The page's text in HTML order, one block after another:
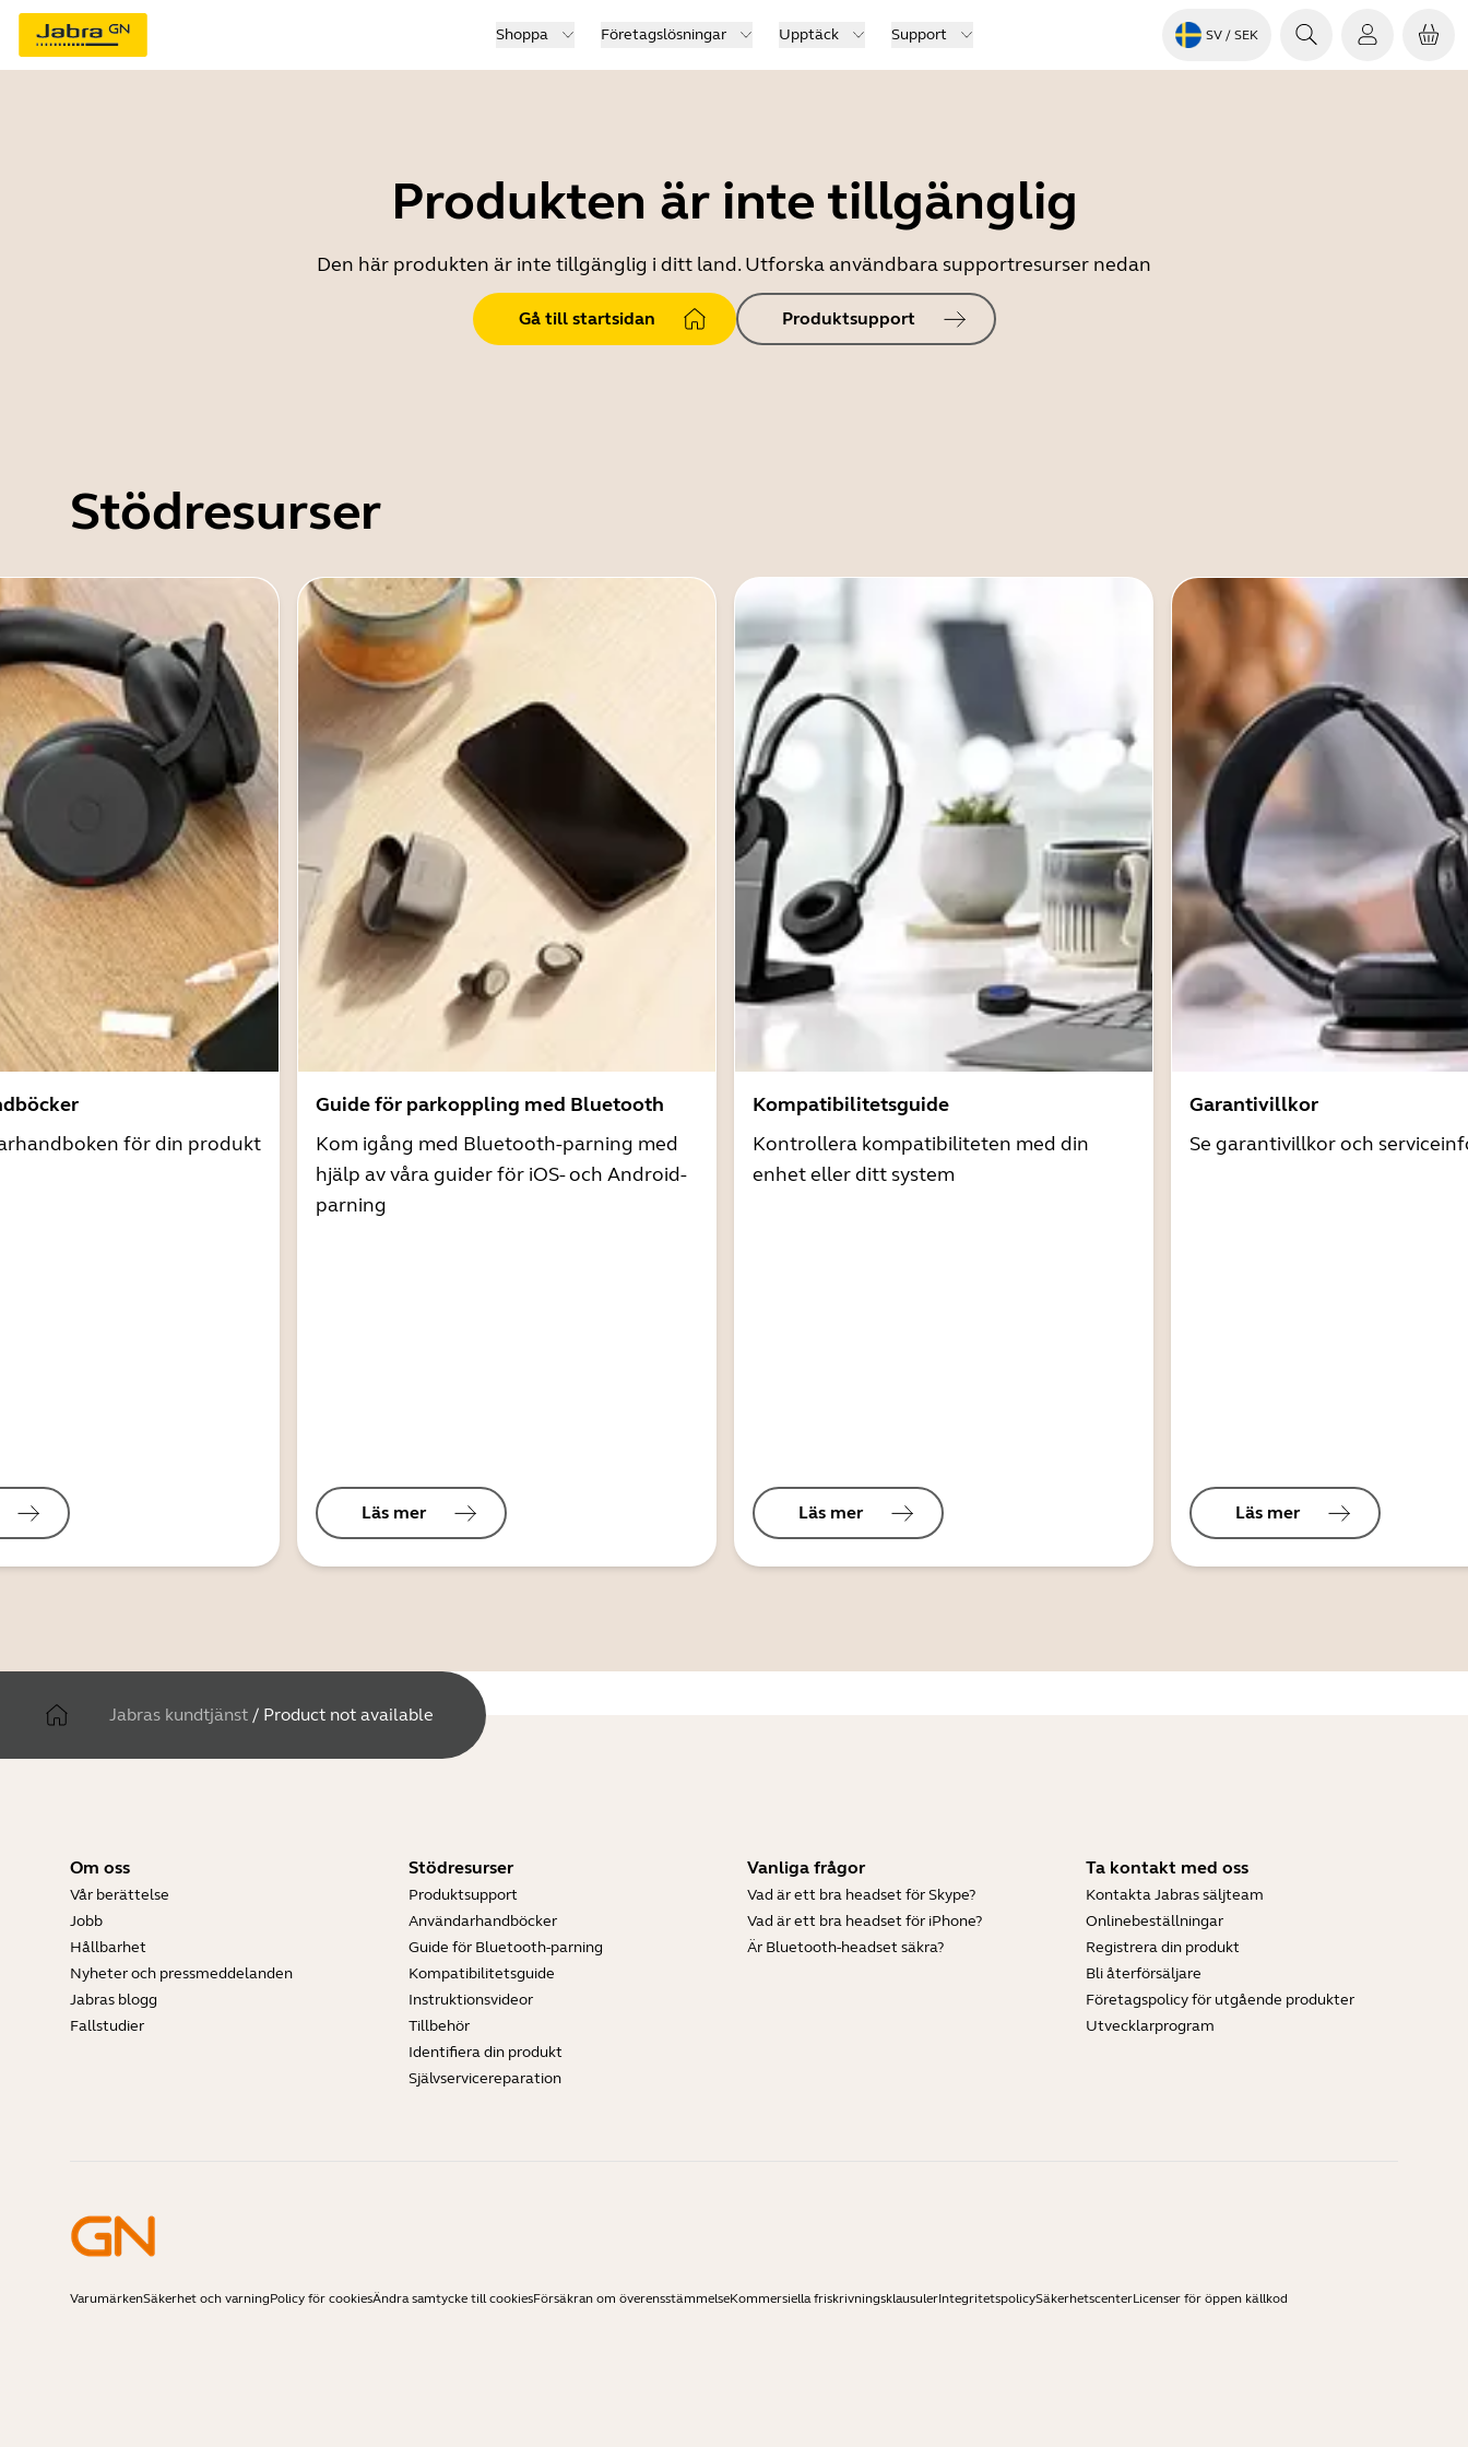
Shoppa Företagslösningar Upptäck Support SV / SEK
Produkten är inte tillgänglig
Den här produkten är inte tillgänglig i ditt land. Utforska användbara supportresurser nedan
Gå till startsidan Produktsupport
Stödresurser
för din produkt
Guide för parkoppling med Bluetooth
Kom igång med Bluetooth-parning med
hjälp av våra guider för iOS- och Android-
parning
Läs mer
Kompatibilitetsguide
Kontrollera kompatibiliteten med din
enhet eller ditt system
Läs mer
Garantivillkor
Se garantivillkor och
Läs mer
Jabras kundtjänst / Product not available
Om oss
Vår berättelse
Jobb
Hållbarhet
Nyheter och pressmeddelanden
Jabras blogg
Fallstudier
Stödresurser
Produktsupport
Användarhandböcker
Guide för Bluetooth-parning
Kompatibilitetsguide
Instruktionsvideor
Tillbehör
Identifiera din produkt
Självservicereparation
Vanliga frågor
Vad är ett bra headset för Skype?
Vad är ett bra headset för iPhone?
Är Bluetooth-headset säkra?
Ta kontakt med oss
Kontakta Jabras säljteam
Onlinebeställningar
Registrera din produkt
Bli återförsäljare
Företagspolicy för utgående produkter
Utvecklarprogram
VarumärkenSäkerhet och varningPolicy för cookiesÄndra samtycke till cookiesFörsäkran om överensstämmelseKommersiella friskrivningsklausulerIntegritetspolicySäkerhetscenterLicenser för öppen källkod